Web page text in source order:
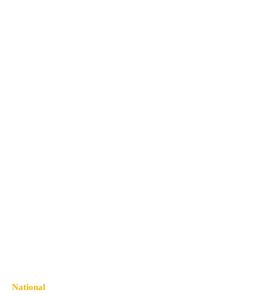
National